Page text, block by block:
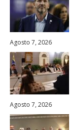
Agosto 7, 2026
Agosto 7, 2026